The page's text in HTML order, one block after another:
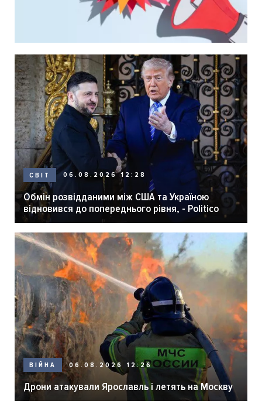
СВІТ 06.08.2026 12:28
Обмін розвідданими між США та Україною
відновився до попереднього рівня, - Politico
ВІЙНА 06.08.2026 12:26
Дрони атакували Ярославль і летять на Москву